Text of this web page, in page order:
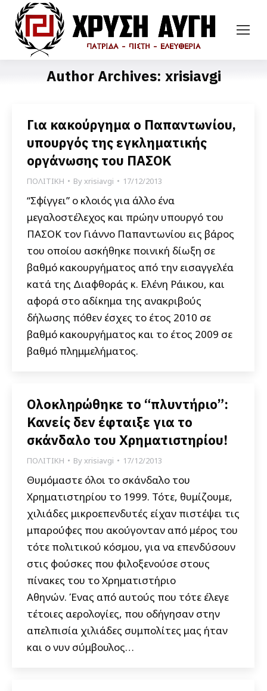
Author Archives: xrisiavgi
Για κακούργημα ο Παπαντωνίου,
υπουργός της εγκληματικής
οργάνωσης του ΠΑΣΟΚ
ΠΟΛΙΤΙΚΗ Byxrisiavgi 17/12/2013
“Σφίγγει” ο κλοιός για άλλο ένα
μεγαλοστέλεχος και πρώην υπουργό του
ΠΑΣΟΚ τον Γιάννο Παπαντωνίου εις βάρος
του οποίου ασκήθηκε ποινική δίωξη σε
βαθμό κακουργήματος από την εισαγγελέα
κατά της Διαφθοράς κ. Ελένη Ράικου, και
αφορά στο αδίκημα της ανακριβούς
δήλωσης πόθεν έσχες το έτος 2010 σε
βαθμό κακουργήματος και το έτος 2009 σε
βαθμό πλημμελήματος.
Ολοκληρώθηκε το “πλυντήριο”:
Κανείς δεν έφταιξε για το
σκάνδαλο του Χρηματιστηρίου!
ΠΟΛΙΤΙΚΗ Byxrisiavgi 17/12/2013
Θυμόμαστε όλοι το σκάνδαλο του
Χρηματιστηρίου το 1999. Τότε, θυμίζουμε,
χιλιάδες μικροεπενδυτές είχαν πιστέψει τις
μπαρούφες που ακούγονταν από μέρος του
τότε πολιτικού κόσμου, για να επενδύσουν
στις φούσκες που φιλοξενούσε στους
πίνακες του το Χρηματιστήριο
Αθηνών. Ένας από αυτούς που τότε έλεγε
τέτοιες αερολογίες, που οδήγησαν στην
απελπισία χιλιάδες συμπολίτες μας ήταν
και ο νυν σύμβουλος…